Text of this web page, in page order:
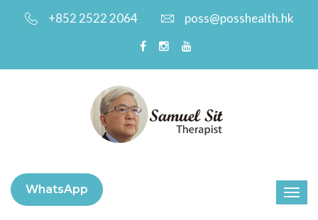
+852 2522 2064 poss@posshealth.hk
WhatsApp